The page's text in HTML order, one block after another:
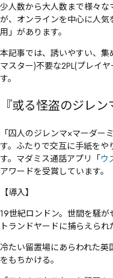
少人数から大人数まで様々
が、オンラインを中心に人
用」があります。
本記事では、誘いやすい、
マスター)不要な2PL(プレイ
す。
『或る怪盗のジレン
「囚人のジレンマ×マーダ
す。ふたりで交互に手紙を
す。マダミス通話アプリ「ウ
アワードを受賞しています。
【導入】
19世紀ロンドン。世間を騒
トランドヤードに捕らえられ
冷たい留置場にあらわれた英
をもちかける。